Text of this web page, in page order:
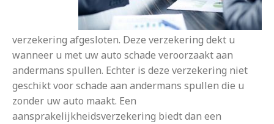
verzekering afgesloten. Deze verzekering dekt u
wanneer u met uw auto schade veroorzaakt aan
andermans spullen. Echter is deze verzekering niet
geschikt voor schade aan andermans spullen die u
zonder uw auto maakt. Een
aansprakelijkheidsverzekering biedt dan een